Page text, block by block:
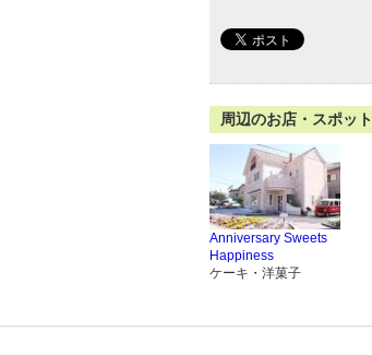
周辺のお店・スポット
Anniversary Sweets
Happiness
ケーキ・洋菓子